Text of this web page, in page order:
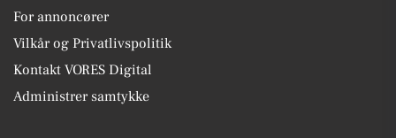
For annoncører
Vilkår og Privatlivspolitik
Kontakt VORES Digital
Administrer samtykke